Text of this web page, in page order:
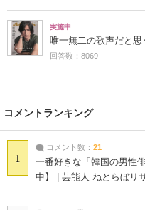
実施中
唯一無二の歌声だと思
回答数：8069
コメントランキング
1
コメント数： 21
一番好きな「韓国の男性
中】 | 芸能人 ねとらぼリ